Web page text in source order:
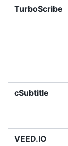
TurboScribe
cSubtitle
VEED.IO